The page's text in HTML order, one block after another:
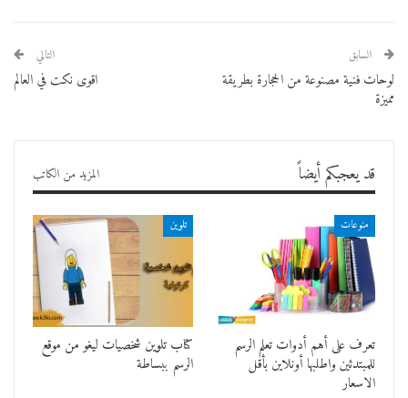
السابق
لوحات فنية مصنوعة من الحجارة بطريقة
مميزة
التالي
اقوى نكت في العالم
قد يعجبكم أيضاً المزيد من الكاتب
منوعات
تعرف على أهم أدوات تعلم الرسم
للمبتدئين واطلبها أونلاين بأقل
الاسعار
تلوين
كتاب تلوين شخصيات ليغو من موقع
الرسم ببساطة